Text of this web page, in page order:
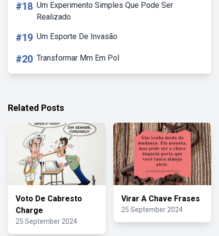
#18 Um Experimento Simples Que Pode Ser
Realizado
#19 Um Esporte De Invasão
#20 Transformar Mm Em Pol
Related Posts
Voto De Cabresto
Charge
25 September 2024
Virar A Chave Frases
25 September 2024